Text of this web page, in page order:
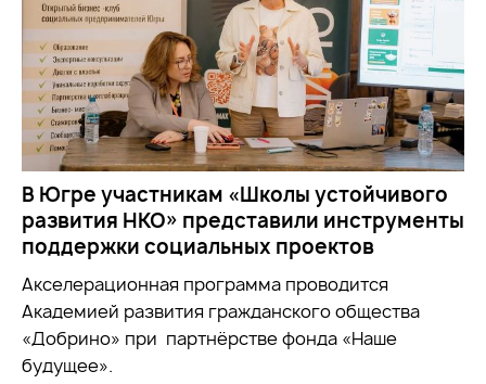
В Югре участникам «Школы устойчивого
развития НКО» представили инструменты
поддержки социальных проектов
Акселерационная программа проводится
Академией развития гражданского общества
«Добрино» при партнёрстве фонда «Наше
будущее».